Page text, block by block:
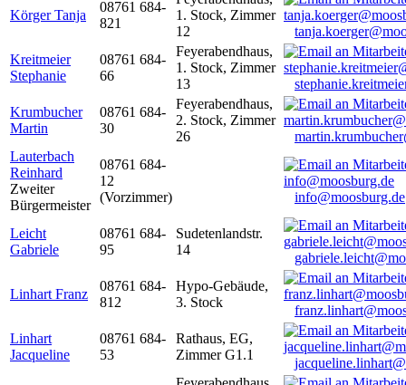
Körger Tanja
08761 684-
821
1. Stock, Zimmer
12
Kreitmeier
Stephanie
08761 684-
66
Feyerabendhaus,
1. Stock, Zimmer
13
Krumbucher
Martin
08761 684-
30
Feyerabendhaus,
2. Stock, Zimmer
26
Lauterbach
Reinhard
Zweiter
Bürgermeister
08761 684-
12
(Vorzimmer)
info@moosburg.de
Leicht
Gabriele
08761 684-
95
Sudetenlandstr.
14
Linhart Franz
08761 684-
812
Hypo-Gebäude,
3. Stock
Linhart
Jacqueline
08761 684-
53
Rathaus, EG,
Zimmer G1.1